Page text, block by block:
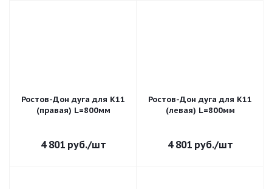
Ростов-Дон дуга для К11
(правая) L=800мм
4 801руб./шт
Ростов-Дон дуга для К11
(левая) L=800мм
4 801руб./шт